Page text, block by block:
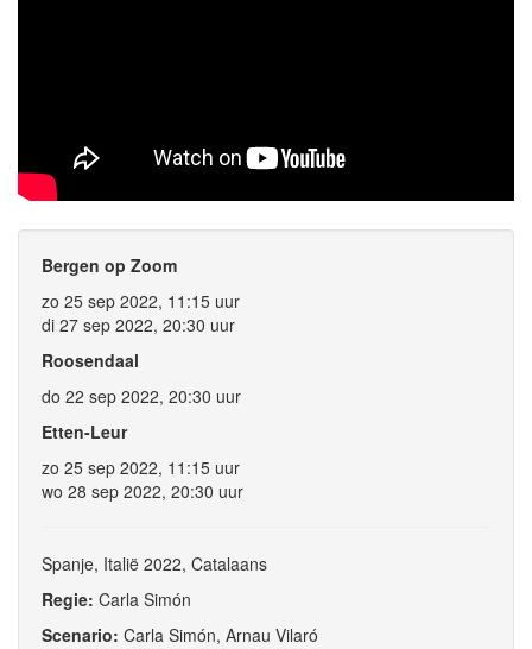
Bergen op Zoom
zo 25 sep 2022, 11:15 uur
di 27 sep 2022, 20:30 uur
Roosendaal
do 22 sep 2022, 20:30 uur
Etten-Leur
zo 25 sep 2022, 11:15 uur
wo 28 sep 2022, 20:30 uur
Spanje, Italië 2022, Catalaans
Regie: Carla Simón
Scenario: Carla Simón, Arnau Vilaró